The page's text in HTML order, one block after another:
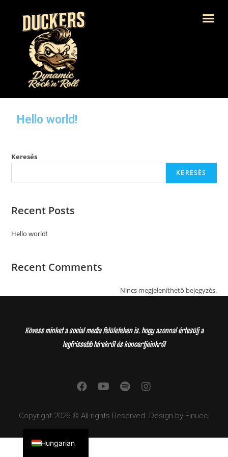
Hello world!
Keresés
KERESÉS
Recent Posts
Hello world!
Recent Comments
Nincs megjeleníthető bejegyzés.
Kövess minket a social media felületeken is, hogy azonnal értesülj a
legfrissebb hírekről és koncertjeinkről
Copyright 2026 © All rights Reserved. Design by Finucci
Hungarian